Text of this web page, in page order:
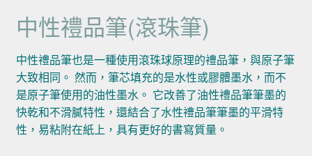
中性禮品筆(滾珠筆)
中性禮品筆也是一種使用滾珠球原理的禮品筆，與原子筆
大致相同。 然而，筆芯填充的是水性或膠體墨水，而不
是原子筆使用的油性墨水。 它改善了油性禮品筆筆墨的
快乾和不滑膩特性，還結合了水性禮品筆筆墨的平滑特
性，易粘附在紙上，具有更好的書寫質量。